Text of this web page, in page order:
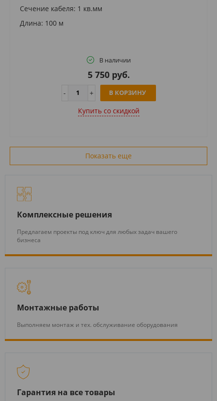
Сечение кабеля: 1 кв.мм
Длина: 100 м
В наличии
5 750 руб.
В КОРЗИНУ
Купить cо скидкой
Показать еще
Комплексные решения
Предлагаем проекты под ключ для любых задач вашего
бизнеса
Монтажные работы
Выполняем монтаж и тех. обслуживание оборудования
Гарантия на все товары